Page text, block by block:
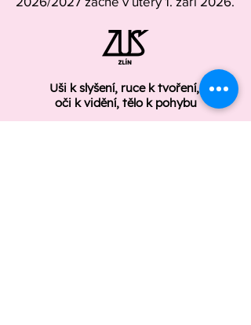
Uši k slyšení, ruce k tvoření,
oči k vidění, tělo k pohybu